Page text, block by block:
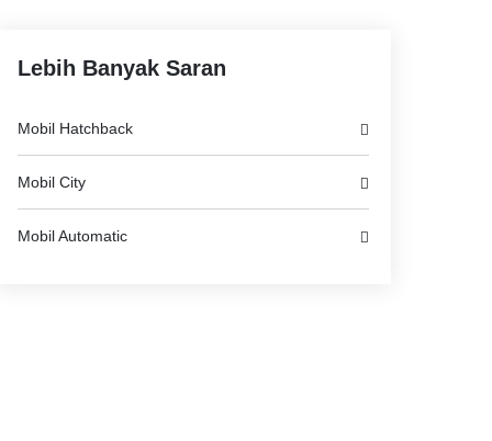
Lebih Banyak Saran
Mobil Hatchback
Mobil City
Mobil Automatic